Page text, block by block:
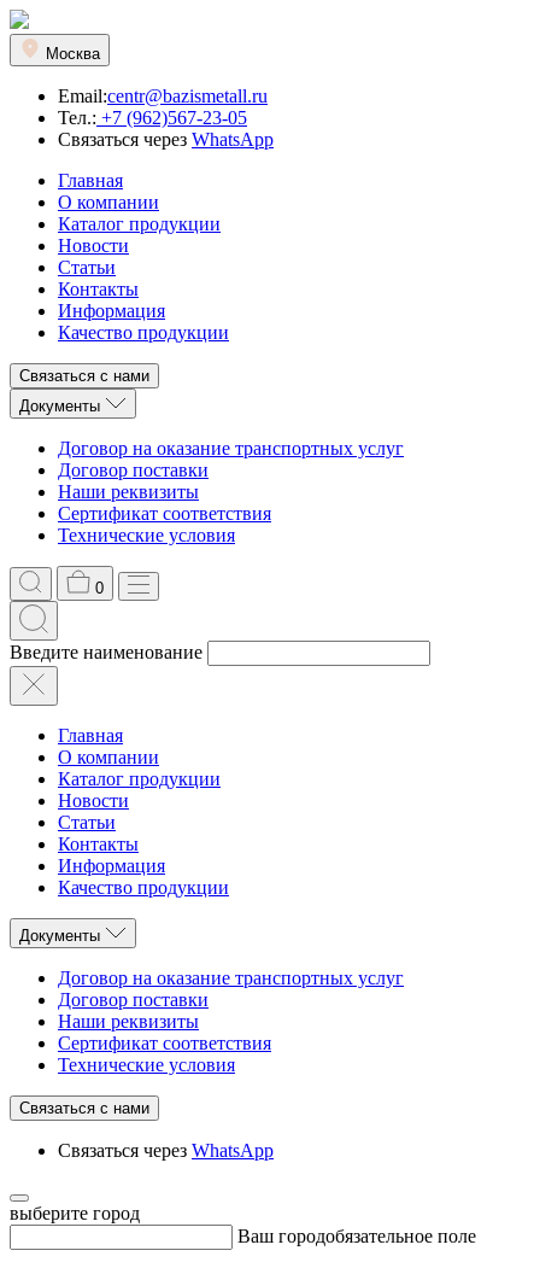
Москва
Email:centr@bazismetall.ru
Тел.: +7 (962)567-23-05
Связаться через WhatsApp
Главная
О компании
Каталог продукции
Новости
Статьи
Контакты
Информация
Качество продукции
Связаться с нами
Документы
Договор на оказание транспортных услуг
Договор поставки
Наши реквизиты
Сертификат соответствия
Технические условия
0
Введите наименование
Главная
О компании
Каталог продукции
Новости
Статьи
Контакты
Информация
Качество продукции
Документы
Договор на оказание транспортных услуг
Договор поставки
Наши реквизиты
Сертификат соответствия
Технические условия
Связаться с нами
Связаться через WhatsApp
выберите город
Ваш городобязательное поле